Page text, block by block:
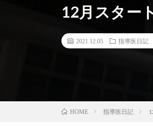
12月スター
2021.12.05 指導医日記
HOME 指導医日記